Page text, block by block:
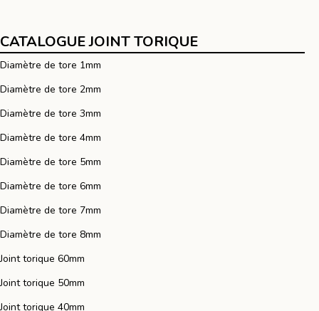
CATALOGUE JOINT TORIQUE
Diamètre de tore 5mm
Diamètre de tore 6mm
Diamètre de tore 7mm
Diamètre de tore 8mm
Joint torique 60mm
Joint torique 50mm
Joint torique 40mm
Diamètre de tore 1mm
Diamètre de tore 2mm
Diamètre de tore 3mm
Diamètre de tore 4mm